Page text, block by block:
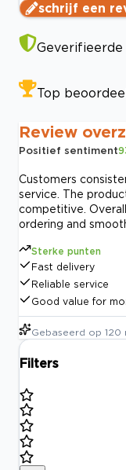
schrijf een
Geverifieerde
Top
Review
Positief sentiment
Customers
service. The
competitive.
ordering and
Sterke punten
Fast delivery
Reliable service
Good value for
Gebaseerd op 120
Filters